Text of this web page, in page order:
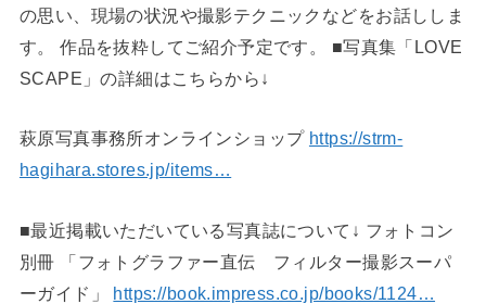
の思い、現場の状況や撮影テクニックなどをお話ししま
す。 作品を抜粋してご紹介予定です。 ■写真集「LOVE
SCAPE」の詳細はこちらから↓
萩原写真事務所オンラインショップ https://strm-
hagihara.stores.jp/items…
■最近掲載いただいている写真誌について↓ フォトコン
別冊 「フォトグラファー直伝 フィルター撮影スーパ
ーガイド」 https://book.impress.co.jp/books/1124…